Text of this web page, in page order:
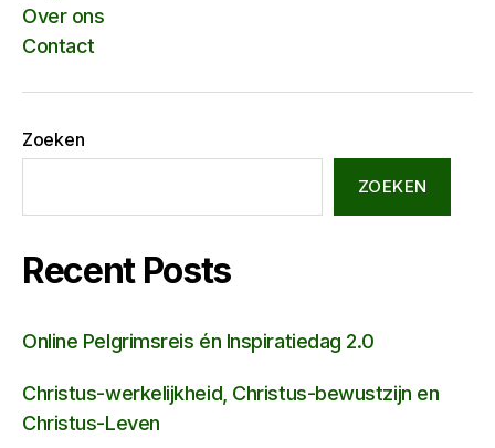
Over ons
Contact
Zoeken
ZOEKEN
Recent Posts
Online Pelgrimsreis én Inspiratiedag 2.0
Christus-werkelijkheid, Christus-bewustzijn en
Christus-Leven